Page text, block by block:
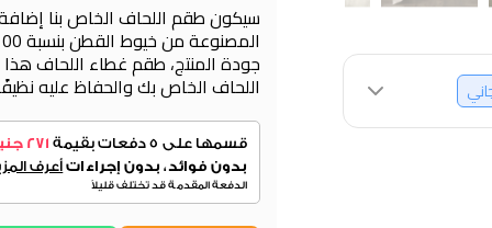
سيكون طقم اللحاف الخاص بنا
جودة المنتج، طقم غطاء اللحاف
اللحاف الخاص بك والحفاظ عليه